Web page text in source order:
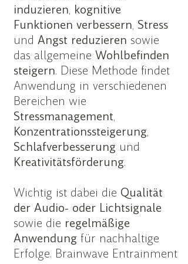
induzieren, kognitive
Funktionen verbessern, Stress
und Angst reduzieren sowie
das allgemeine Wohlbefinden
steigern. Diese Methode findet
Anwendung in verschiedenen
Bereichen wie
Stressmanagement,
Konzentrationssteigerung,
Schlafverbesserung und
Kreativitätsförderung.
Wichtig ist dabei die Qualität
der Audio- oder Lichtsignale
sowie die regelmäßige
Anwendung für nachhaltige
Erfolge. Brainwave Entrainment